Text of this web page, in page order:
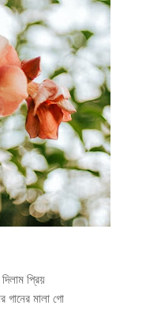
প্রিয়
মালা গো